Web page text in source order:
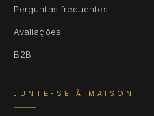
Perguntas frequentes
Avaliações
B2B
JUNTE-SE À MAISON